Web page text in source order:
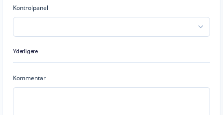
Kontrolpanel
Yderligere
Kommentar